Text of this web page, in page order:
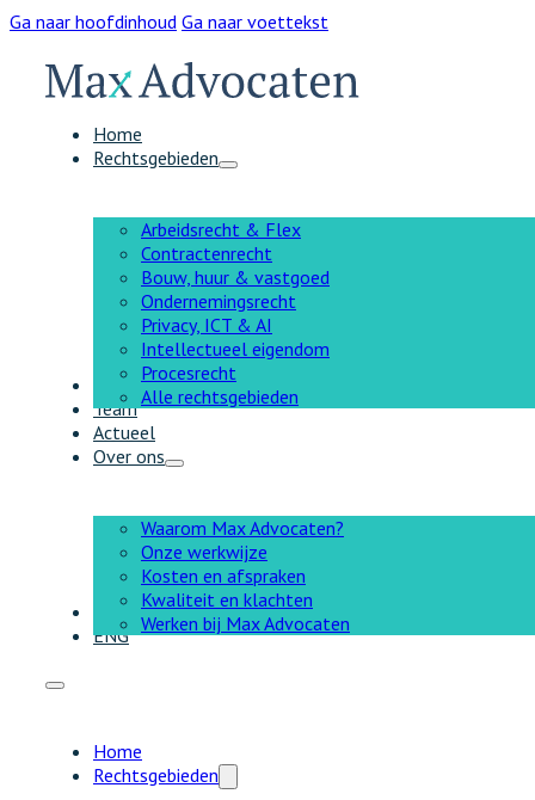
Ga naar hoofdinhoud Ga naar voettekst
Home
Rechtsgebieden
Arbeidsrecht & Flex
Contractenrecht
Bouw, huur & vastgoed
Ondernemingsrecht
Privacy, ICT & AI
Intellectueel eigendom
Procesrecht
Alle rechtsgebieden
Team
Actueel
Over ons
Waarom Max Advocaten?
Onze werkwijze
Kosten en afspraken
Kwaliteit en klachten
Werken bij Max Advocaten
Contact
ENG
Home
Rechtsgebieden